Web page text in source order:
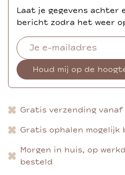
Laat je gegevens achter
bericht zodra het weer
Houd mij op de
Gratis verzending vanaf
Gratis ophalen mogelijk
Morgen in huis, op
besteld